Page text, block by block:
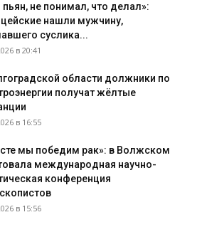
не понимал, что делал»:
нашли мужчину,
суслика...
в 20:41
области должники по
получат жёлтые
в 16:55
мы победим рак»: в Волжском
международная научно-
конференция
в 15:56